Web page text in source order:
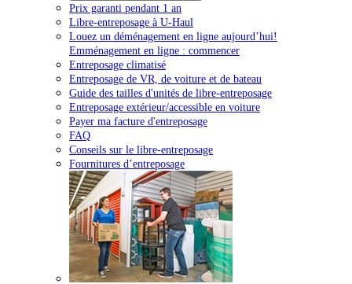
Prix garanti pendant 1 an
Libre-entreposage à U-Haul
Louez un déménagement en ligne aujourd’hui!
Emménagement en ligne : commencer
Entreposage climatisé
Entreposage de VR, de voiture et de bateau
Guide des tailles d'unités de libre-entreposage
Entreposage extérieur/accessible en voiture
Payer ma facture d'entreposage
FAQ
Conseils sur le libre-entreposage
Fournitures d’entreposage